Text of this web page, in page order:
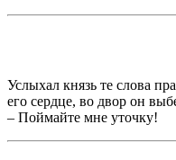
Услыхал князь те слова
его сердце, во двор он
– Поймайте мне уточку!